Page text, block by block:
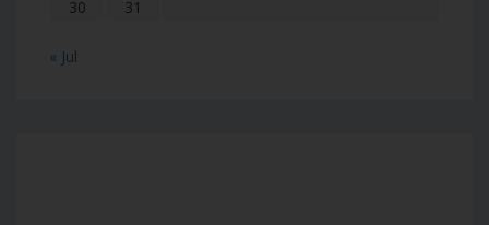
30
31
« Jul